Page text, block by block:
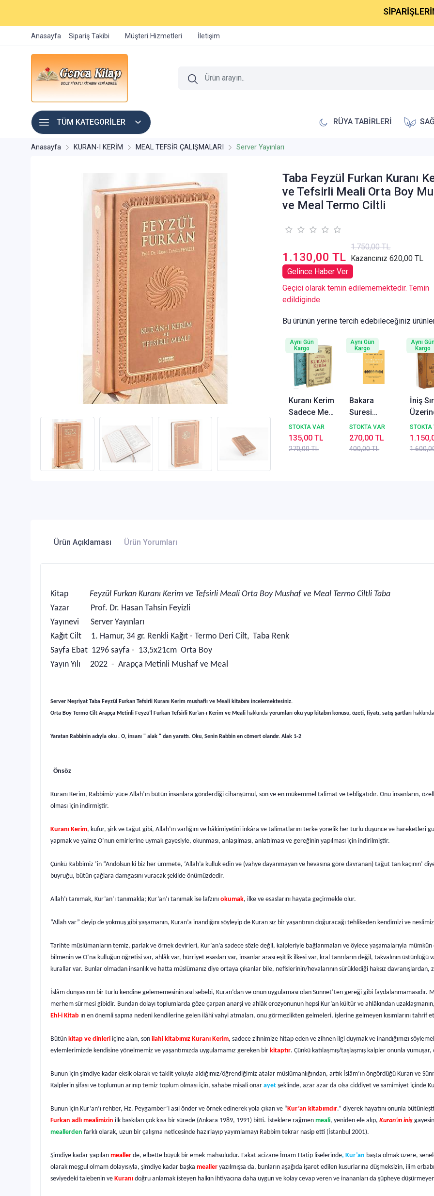
SİPARİŞLERİNİZ 1-2
Anasayfa Sipariş Takibi Müşteri Hizmetleri İletişim
TÜM KATEGORİLER RÜYA TABİRLERİ
Anasayfa KURAN-I KERİM MEAL TEFSİR ÇALIŞMALARI Server Yayınları
Taba Feyzül Furkan Kuranı
ve Tefsirli Meali Orta Boy
ve Meal Termo Ciltli
1.130,00 TL
1.750,00 TL
Kazancınız 620,00 TL
Gelince Haber Ver
Geçici olarak temin edilememektedir. Temin
edildiginde
Bu ürünün yerine tercih edebileceğiniz
Kuranı Kerim
Sadece Meali
Orta Boy Kod
110 Elmalılı
Muhammed
STOKTA VAR
270,00 TL
135,00 TL
Aynı Gün
Kargo
Bakara
Suresi
Sohbetleri 3
- 49--89.
Ayetler
STOKTA VAR
400,00 TL
270,00 TL
Aynı Gün
Kargo
İniş
Kuran
Ne
STOKTA
Aynı
Kargo
Ürün Açıklaması Ürün Yorumları
Kitap Feyzül Furkan Kuranı Kerim ve Tefsirli Meali Orta Boy Mushaf ve Meal Termo Ciltli Taba
Yazar Prof. Dr. Hasan Tahsin Feyizli
Yayınevi Server Yayınları
Kağıt Cilt 1. Hamur, 34 gr. Renkli Kağıt - Termo Deri Cilt, Taba Renk
Sayfa Ebat 1296 sayfa - 13,5x21cm Orta Boy
Yayın Yılı 2022 - Arapça Metinli Mushaf ve Meal
Server Neşriyat Taba Feyzül Furkan Tefsirli Kuranı Kerim mushaflı ve Meali kitabını incelemektesiniz.
Orta Boy Termo Cilt Arapça Metinli Feyzü’l Furkan Tefsirli Kur’an-ı Kerim ve Meali hakkında yorumları oku yup kitabın konusu, özeti, fiyatı, satış şartları
Yaratan Rabbinin adıyla oku . O, insanı " alak " dan yarattı. Oku, Senin Rabbin en cömert olandır. Alak 1-2
Önsöz
Kuranı Kerim, Rabbimiz yüce Allah’ın bütün insanlara gönderdiği cihanşümul, son ve en mükemmel talimat ve tebligatıdır. Onu insanların,
olması için indirmiştir.
Kuranı Kerim, küfür, şirk ve tağut gibi, Allah’ın varlığını ve hâkimiyetini inkâra ve talimatlarını terke yönelik her türlü düşünce ve hareketleri
yapmak ve yalnız O’nun emirlerine uymak gayesiyle, okunması, anlaşılması, anlatılması ve gereğinin yapılması için indirilmiştir.
Çünkü Rabbimiz ’in “Andolsun ki biz her ümmete, ‘Allah’a kulluk edin ve (vahye dayanmayan ve hevasına göre davranan) tağut tan kaçının’
buyruğu, bütün çağlara damgasını vuracak şekilde önümüzdedir.
Allah’ı tanımak, Kur’an’ı tanımakla; Kur’an’ı tanımak ise lafzını okumak, ilke ve esaslarını hayata geçirmekle olur.
“Allah var” deyip de yokmuş gibi yaşamanın, Kuran’a inandığını söyleyip de Kuran sız bir yaşantının doğuracağı tehlikeden kendimizi ve
Tarihte müslümanların temiz, parlak ve örnek devirleri, Kur’an’a sadece sözle değil, kalpleriyle bağlanmaları ve öylece yaşamalarıyla mümkün
bilmenin ve O’na kulluğun öğretisi var, ahlâk var, hürriyet esasları var, insanlar arası eşitlik ilkesi var, kral tanrıların değil, takvalının
kurallar var. Bunlar olmadan insanlık ve hatta müslümanız diye ortaya çıkanlar bile, nefislerinin/hevalarının sürüklediği haksız
İslâm dünyasının bir türlü kendine gelememesinin asıl sebebi, Kuran’dan ve onun uygulaması olan Sünnet’ten gereği gibi
merhem sürmesi gibidir. Bundan dolayı toplumlarda göze çarpan anarşi ve ahlâk erozyonunun hepsi Kur’an kültür ve ahlâkından uzaklaşmanın,
Ehl-i Kitab ın en önemli sapma nedeni kendilerine gelen ilâhî vahyi atmaları, onu görmezlikten gelmeleri, işlerine gelmeyen kısımlarını
Bütün kitap ve dinleri içine alan, son ilahi kitabımız Kuranı Kerim, sadece zihnimize hitap eden ve zihnen ilgi duymak ve inandığımızı
eylemlerimizde kendisine yönelmemiz ve yaşantımızda uygulamamız gereken bir kitaptır. Çünkü katılaşmış/taşlaşmış kalpler onunla
Bunun için şimdiye kadar eksik olarak ve taklit yoluyla aldığımız/öğrendiğimiz atalar müslümanlığından, artık İslâm’ın öngördüğü Kuran ve
Kalplerin şifası ve toplumun arınıp temiz toplum olması için, sahabe misali onar ayet şeklinde, azar azar da olsa ciddiyet ve samimiyet içinde
Bunun için Kur’an’ı rehber, Hz. Peygamber’i asıl önder ve örnek edinerek yola çıkan ve “ Kur’an kitabımdır.” diyerek hayatını onunla
Furkan adlı mealimizin ilk baskıları çok kısa bir sürede (Ankara 1989, 1991) bitti. İsteklere rağmen meali, yeniden ele alıp, Kuran’ın iniş
meallerden farklı olarak, uzun bir çalışma neticesinde hazırlayıp yayımlamayı Rabbim tekrar nasip etti (İstanbul 2001).
Şimdiye kadar yapılan mealler de, elbette büyük bir emek mahsulüdür. Fakat acizane İmam-Hatip liselerinde, Kur’an başta olmak üzere,
olarak meşgul olmam dolayısıyla, şimdiye kadar başka mealler yazılmışsa da, bunların aşağıda işaret edilen kusurlarına düşmeksizin, ilim
seviyedeki talebenin ve Kuranı doğru anlamak isteyen halkın ihtiyacına daha uygun ve kolay cevap veren ve inananları da şüpheye